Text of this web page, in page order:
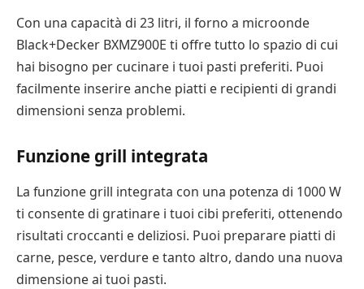
Con una capacità di 23 litri, il forno a microonde
Black+Decker BXMZ900E ti offre tutto lo spazio di cui
hai bisogno per cucinare i tuoi pasti preferiti. Puoi
facilmente inserire anche piatti e recipienti di grandi
dimensioni senza problemi.
Funzione grill integrata
La funzione grill integrata con una potenza di 1000 W
ti consente di gratinare i tuoi cibi preferiti, ottenendo
risultati croccanti e deliziosi. Puoi preparare piatti di
carne, pesce, verdure e tanto altro, dando una nuova
dimensione ai tuoi pasti.